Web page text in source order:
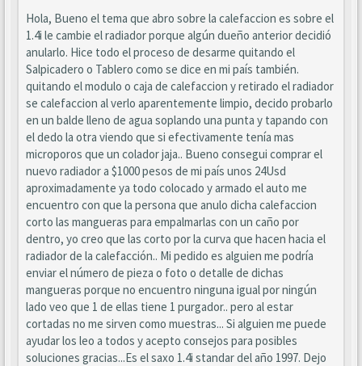
Hola, Bueno el tema que abro sobre la calefaccion es sobre el
1.4i le cambie el radiador porque algún dueño anterior decidió
anularlo. Hice todo el proceso de desarme quitando el
Salpicadero o Tablero como se dice en mi país también.
quitando el modulo o caja de calefaccion y retirado el radiador
se calefaccion al verlo aparentemente limpio, decido probarlo
en un balde lleno de agua soplando una punta y tapando con
el dedo la otra viendo que si efectivamente tenía mas
microporos que un colador jaja.. Bueno consegui comprar el
nuevo radiador a $1000 pesos de mi país unos 24Usd
aproximadamente ya todo colocado y armado el auto me
encuentro con que la persona que anulo dicha calefaccion
corto las mangueras para empalmarlas con un caño por
dentro, yo creo que las corto por la curva que hacen hacia el
radiador de la calefacción.. Mi pedido es alguien me podría
enviar el número de pieza o foto o detalle de dichas
mangueras porque no encuentro ninguna igual por ningún
lado veo que 1 de ellas tiene 1 purgador.. pero al estar
cortadas no me sirven como muestras... Si alguien me puede
ayudar los leo a todos y acepto consejos para posibles
soluciones gracias...Es el saxo 1.4i standar del año 1997. Dejo